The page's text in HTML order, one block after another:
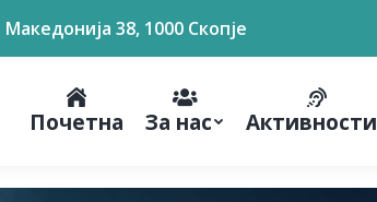
Македонија 38, 1000 Скопје
Почетна За нас Активности